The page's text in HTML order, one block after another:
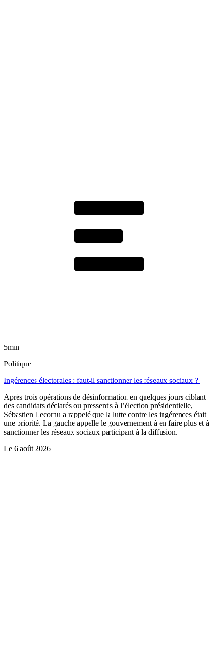
5min
Politique
Ingérences électorales : faut-il sanctionner les réseaux sociaux ?
Après trois opérations de désinformation en quelques jours ciblant
des candidats déclarés ou pressentis à l’élection présidentielle,
Sébastien Lecornu a rappelé que la lutte contre les ingérences était
une priorité. La gauche appelle le gouvernement à en faire plus et à
sanctionner les réseaux sociaux participant à la diffusion.
Le 6 août 2026